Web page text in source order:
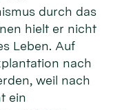
durch das
hielt er nicht
Leben. Auf
nach
weil nach
ein